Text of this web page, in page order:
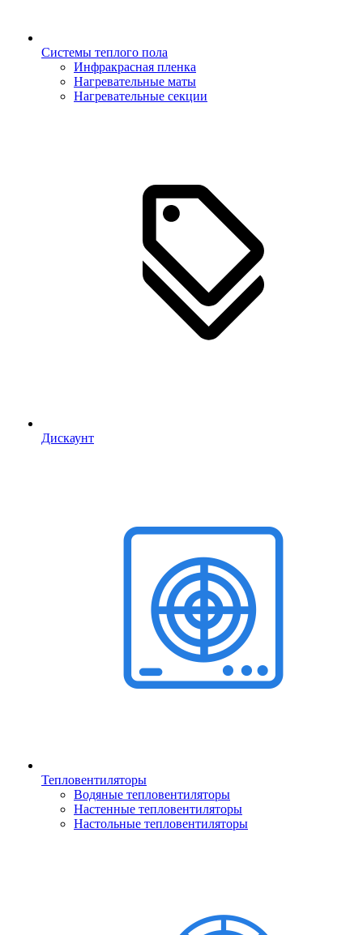
Системы теплого пола
Инфракрасная пленка
Нагревательные маты
Нагревательные секции
Дискаунт
Тепловентиляторы
Водяные тепловентиляторы
Настенные тепловентиляторы
Настольные тепловентиляторы